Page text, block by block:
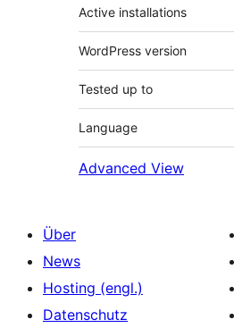
Active installations
WordPress version
Tested up to
Language
Advanced View
Über
News
Hosting (engl.)
Datenschutz